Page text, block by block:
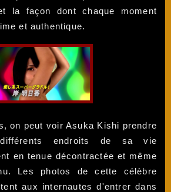
la façon dont chaque moment
et authentique.
on peut voir Asuka Kishi prendre
endroits de sa vie
en tenue décontractée et même
Les photos de cette célèbre
aux internautes d'entrer dans